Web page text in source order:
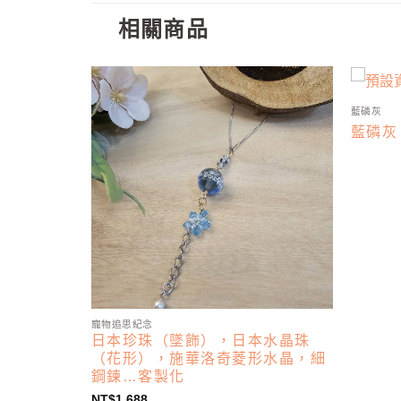
相關商品
寵物追思紀念
日本珍珠（墜飾），日本水晶珠
（花形），施華洛奇菱形水晶，細
鋼鍊…客製化
藍磷灰
藍磷灰